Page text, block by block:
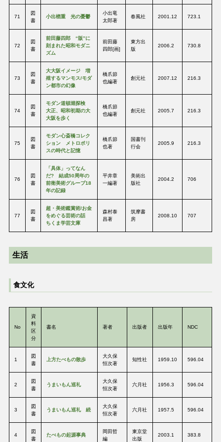
71
図
書
小出楢重 光の憂鬱
小出竜
太郎著
春風社 2001.12 723.1
72
図
書
前田藤四郎 “版”に
刻まれた昭和モダニ
ズム
前田藤
四郎[画]
東方出
版
2006.2 730.8
73
図
書
大大阪イメージ 増
殖するマンモス/モダ
ン都市の幻像
橋爪節
也編著
創元社 2007.12 216.3
74
図
書
モダン道頓堀探検
大正、昭和初期の大
大阪を歩く
橋爪節
也編著
創元社 2005.7 216.3
75
図
書
モダン心斎橋コレク
ション メトロポリ
スの時代と記憶
橋爪節
也著
国書刊
行会
2005.9 216.3
76
図
書
「具体」ってなん
だ? 結成50周年の
前衛美術グループ18
年の記録
平井章
一編著
美術出
版社
2004.2 706
77
図
書
超・美術鑑賞術/お金
をめぐる芸術の話
ちくま学芸文庫
森村泰
昌著
筑摩書
房
2008.10 707
生活
食文化
No
資
料
区
分
書名 著者 出版者 出版年 NDC
1
図
書
上方たべもの散歩
大久保
恒次著
知性社 1959.10 596.04
2
図
書
うまいもん巡礼
大久保
恒次著
六月社 1956.3 596.04
3
図
書
うまいもん巡礼 続
大久保
恒次著
六月社 1957.5 596.04
4
図
書
たべもの起源事典
岡田哲
編
東京堂
出版
2003.1 383.8